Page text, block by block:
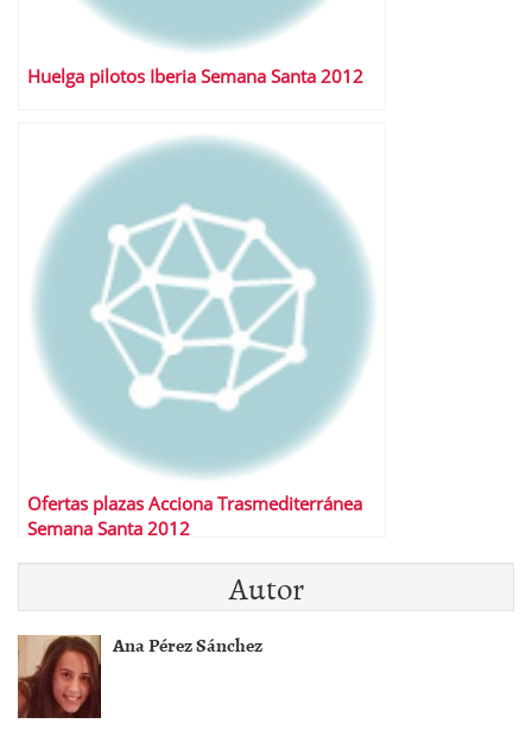
Huelga pilotos Iberia Semana Santa 2012
Ofertas plazas Acciona Trasmediterránea
Semana Santa 2012
Autor
Ana Pérez Sánchez